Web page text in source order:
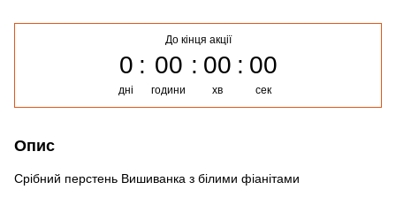
До кінця акції
0
дні
00
години
00
хв
00
сек
Опис
Срібний перстень Вишиванка з білими фіанітами